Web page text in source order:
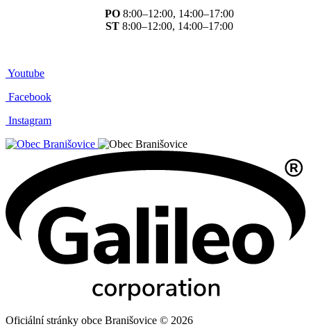
PO 8:00–12:00, 14:00–17:00
ST 8:00–12:00, 14:00–17:00
Youtube
Facebook
Instagram
Oficiální stránky obce Branišovice © 2026